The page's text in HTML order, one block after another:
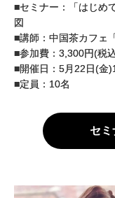
■セミナー：「はじめ
図
■講師：中国茶カフェ
■参加費：3,300円(税
■開催日：5月22日(金
■定員：10名
セミ